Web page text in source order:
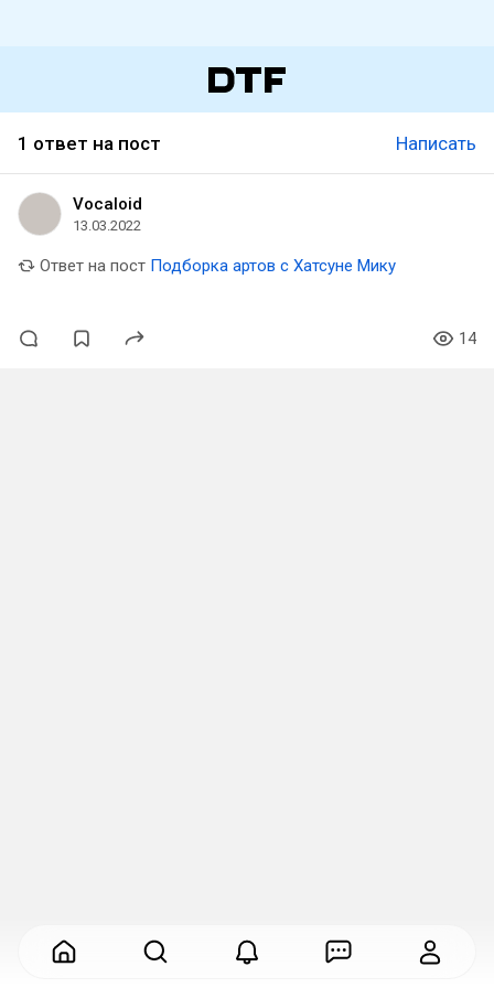
1 ответ на пост Написать
Vocaloid
13.03.2022
Ответ на пост Подборка артов с Хатсуне Мику
14